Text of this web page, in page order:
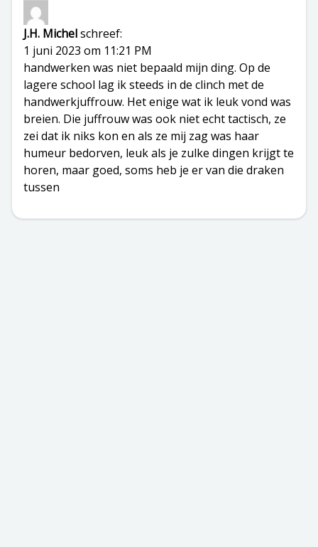
J.H. Michelschreef:
1 juni 2023 om 11:21 PM
handwerken was niet bepaald mijn ding. Op de
lagere school lag ik steeds in de clinch met de
handwerkjuffrouw. Het enige wat ik leuk vond was
breien. Die juffrouw was ook niet echt tactisch, ze
zei dat ik niks kon en als ze mij zag was haar
humeur bedorven, leuk als je zulke dingen krijgt te
horen, maar goed, soms heb je er van die draken
tussen